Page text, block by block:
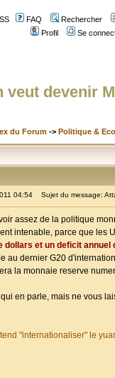
FAQ
Rechercher
Profil
Se
devenir
du Forum -> Politique &
04:54 Sujet du message:
assez de la politique
intenable, parce que les
dollars et un deficit annuel
au dernier G20
la monnaie reserve
en parle, mais ne vous
"internationaliser" le